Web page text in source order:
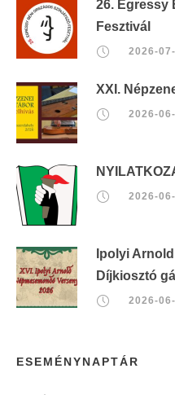
26. Egressy
Fesztivál
2026-
XXI.
2026-
2026-
Ipolyi
Díjkiosztó
2026-
ESEMÉNYNAPTÁR